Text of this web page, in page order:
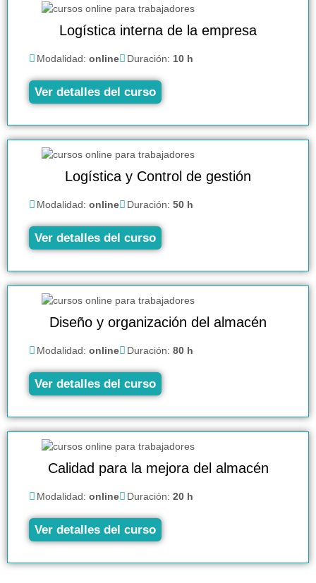
Logística interna de la empresa
Modalidad: online Duración: 10 h
Ver detalles del curso
Logística y Control de gestión
Modalidad: online Duración: 50 h
Ver detalles del curso
Diseño y organización del almacén
Modalidad: online Duración: 80 h
Ver detalles del curso
Calidad para la mejora del almacén
Modalidad: online Duración: 20 h
Ver detalles del curso